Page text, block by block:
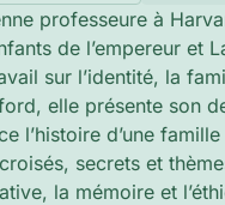
professeure à
de l’empereur et
sur l’identité, la
elle présente son
l’histoire d’une
secrets et
la mémoire et